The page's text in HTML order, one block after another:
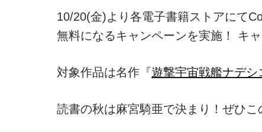
10/20(金)より各電子書籍ストアにて
無料になるキャンペーンを実施！ キ
対象作品は名作『遊撃宇宙戦艦ナデシ
読書の秋は麻宮騎亜で決まり！ぜひこ